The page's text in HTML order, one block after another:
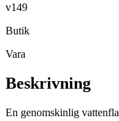
v149
Butik
Vara
Beskrivning
En genomskinlig